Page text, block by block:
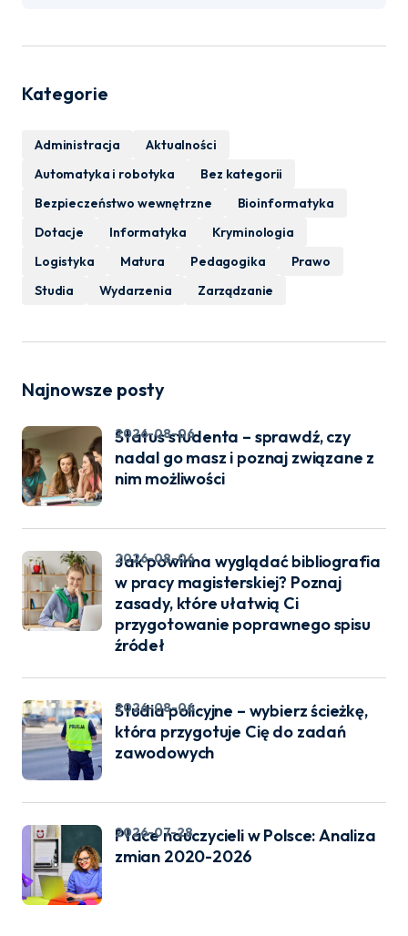
Kategorie
Administracja
Aktualności
Automatyka i robotyka
Bez kategorii
Bezpieczeństwo wewnętrzne
Bioinformatyka
Dotacje
Informatyka
Kryminologia
Logistyka
Matura Pedagogika
Prawo
Studia
Wydarzenia Zarządzanie
Najnowsze posty
Status studenta – sprawdź, czy
nadal go masz i poznaj związane z
nim możliwości
2026-08-06
Jak powinna wyglądać bibliografia
w pracy magisterskiej? Poznaj
zasady, które ułatwią Ci
przygotowanie poprawnego spisu
źródeł
2026-08-06
Studia policyjne – wybierz ścieżkę,
która przygotuje Cię do zadań
zawodowych
2026-08-06
Płace nauczycieli w Polsce: Analiza
zmian 2020-2026
2026-07-28